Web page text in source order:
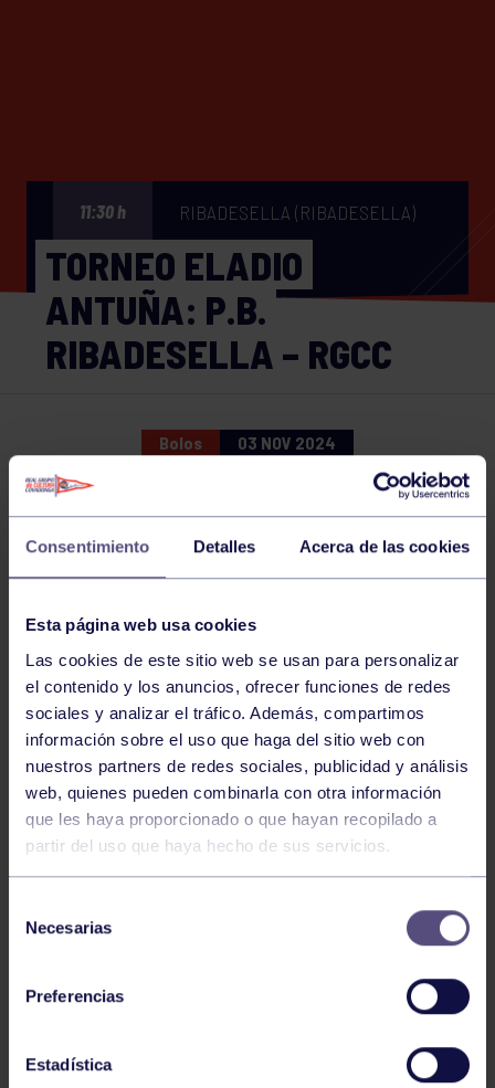
Consentimiento Detalles Acerca de las cookies
Esta página web usa cookies
Las cookies de este sitio web se usan para personalizar
el contenido y los anuncios, ofrecer funciones de redes
sociales y analizar el tráfico. Además, compartimos
información sobre el uso que haga del sitio web con
nuestros partners de redes sociales, publicidad y análisis
web, quienes pueden combinarla con otra información
que les haya proporcionado o que hayan recopilado a
partir del uso que haya hecho de sus servicios.
Necesarias
Preferencias
Estadística
11:30 h RIBADESELLA (RIBADESELLA)
TORNEO ELADIO
ANTUÑA: P.B.
RIBADESELLA – RGCC
Bolos 03 NOV 2024
NOTICIAS RELACIONADAS
Bolos 03 Ago 2026
GIANIRA REVALIDA TÍTULO Y DAVID